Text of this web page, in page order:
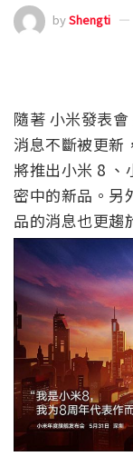
byShengti
隨著 小米發表
消息不斷被更新
將推出小米 8 、
密中的新品。另
品的消息也更趨